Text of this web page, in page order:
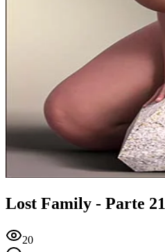
Lost Family - Parte 21
20